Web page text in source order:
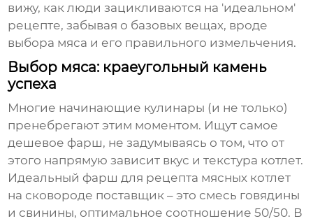
вижу, как люди зацикливаются на 'идеальном'
рецепте, забывая о базовых вещах, вроде
выбора мяса и его правильного измельчения.
Выбор мяса: краеугольный камень
успеха
Многие начинающие кулинары (и не только)
пренебрегают этим моментом. Ищут самое
дешевое фарш, не задумываясь о том, что от
этого напрямую зависит вкус и текстура котлет.
Идеальный фарш для рецепта мясных котлет
на сковороде поставщик – это смесь говядины
и свинины, оптимальное соотношение 50/50. В